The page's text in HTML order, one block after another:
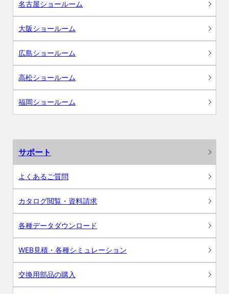
名古屋ショールーム
大阪ショールーム
広島ショールーム
高松ショールーム
福岡ショールーム
サポート
よくあるご質問
カタログ閲覧・資料請求
各種データダウンロード
WEB見積・各種シミュレーション
交換用部品の購入